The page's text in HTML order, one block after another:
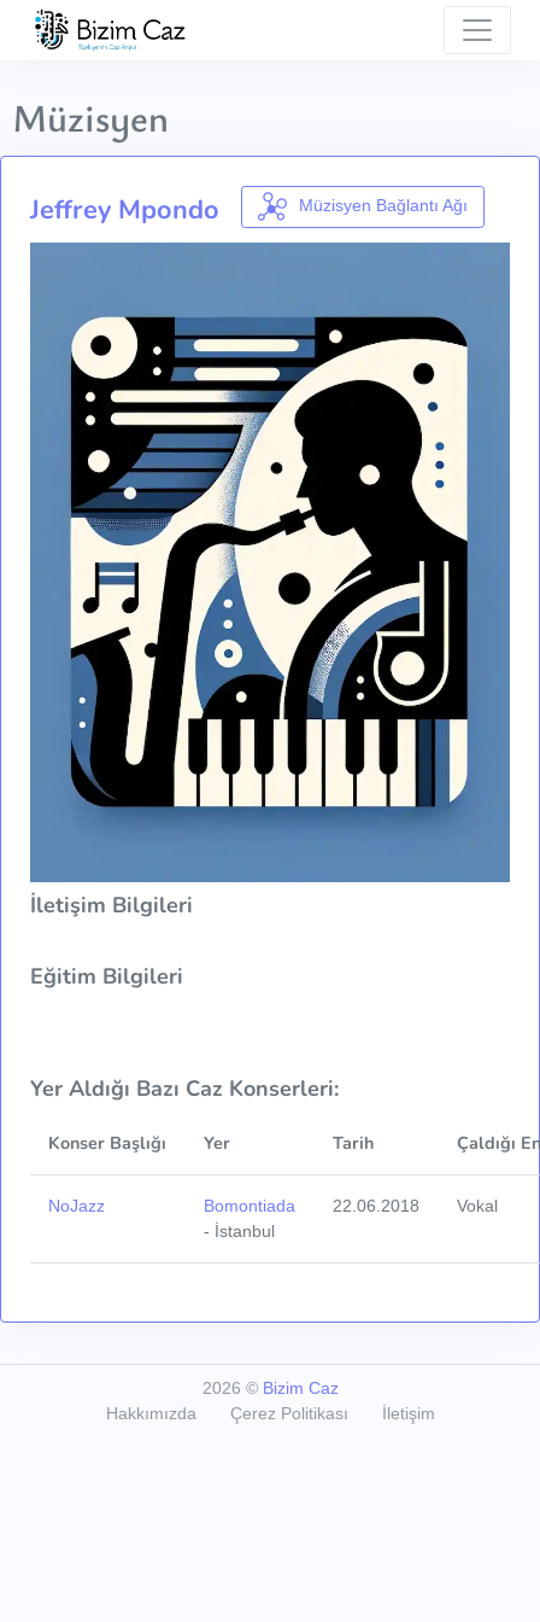
Müzisyen
Jeffrey Mpondo Müzisyen Bağlantı Ağı
İletişim Bilgileri
Eğitim Bilgileri
Yer Aldığı Bazı Caz Konserleri:
Konser Başlığı Yer Tarih Çaldığı
NoJazz
Bomontiada
- İstanbul
22.06.2018 Vokal
2026 © Bizim Caz
Hakkımızda
Çerez Politikası İletişim